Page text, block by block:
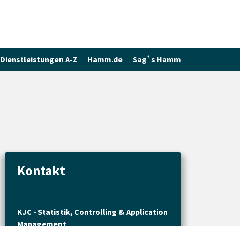
Dienstleistungen A-Z Hamm.de Sag`s Hamm
Kontakt
KJC - Statistik, Controlling & Application
Management